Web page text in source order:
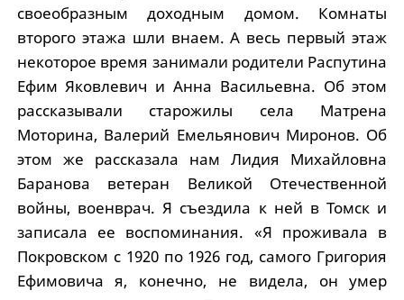
своеобразным доходным домом. Комнаты
второго этажа шли внаем. А весь первый этаж
некоторое время занимали родители Распутина
Ефим Яковлевич и Анна Васильевна. Об этом
рассказывали старожилы села Матрена
Моторина, Валерий Емельянович Миронов. Об
этом же рассказала нам Лидия Михайловна
Баранова ветеран Великой Отечественной
войны, военврач. Я съездила к ней в Томск и
записала ее воспоминания. «Я проживала в
Покровском с 1920 по 1926 год, самого Григория
Ефимовича я, конечно, не видела, он умер